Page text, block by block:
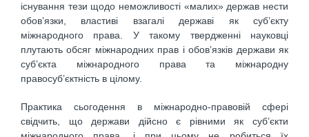
існування тези щодо неможливості «малих» держав нести
обов’язки, властиві взагалі державі як суб’єкту
міжнародного права. У такому твердженні науковці
плутають обсяг міжнародних прав і обов’язків держави як
суб’єкта міжнародного права та міжнародну
правосуб’єктність в цілому.
Практика сьогодення в міжнародно-правовій сфері
свідчить, що держави дійсно є рівними як суб’єкти